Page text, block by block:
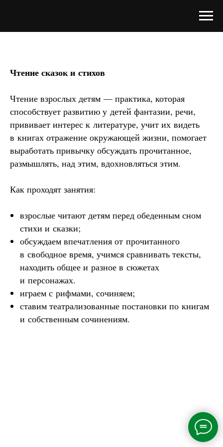
Чтение сказок и стихов
Чтение взрослых детям — практика, которая
способствует развитию у детей фантазии, речи,
прививает интерес к литературе, учит их видеть
в книгах отражение окружающей жизни, помогает
выработать привычку обсуждать прочитанное,
размышлять, над этим, вдохновляться этим.
Как проходят занятия:
взрослые читают детям перед обеденным сном
стихи и сказки;
обсуждаем впечатления от прочитанного
в свободное время, учимся сравнивать тексты,
находить общее и разное в сюжетах
и персонажах.
играем с рифмами, сочиняем;
ставим театрализованные постановки по книгам
и собственным сочинениям.